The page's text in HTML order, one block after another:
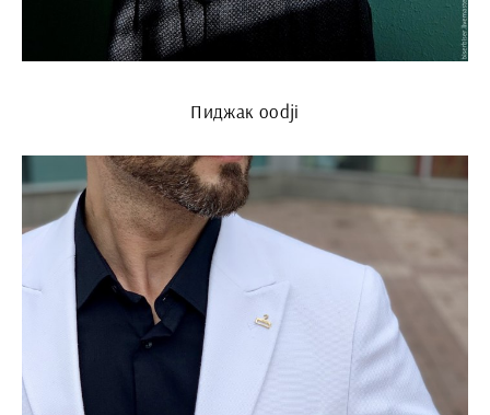
Пиджак oodji